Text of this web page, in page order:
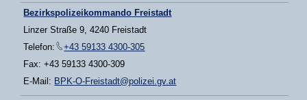
Bezirkspolizeikommando Freistadt
Linzer Straße 9, 4240 Freistadt
Telefon:
+43 59133 4300-305
Fax: +43 59133 4300-309
E-Mail: BPK-O-Freistadt@polizei.gv.at